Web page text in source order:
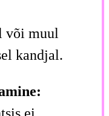
või muul
kandjal.
ei